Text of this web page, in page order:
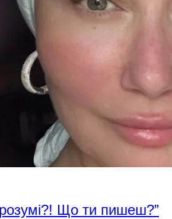
Що ти пишеш?”